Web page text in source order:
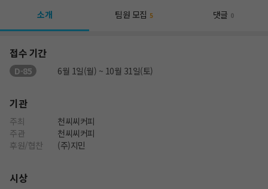
소개 팀원 모집 5 댓글 0
접수 기간
D-85 6월 1일(월) ~ 10월 31일(토)
기관
주최
천씨씨커피
주관
천씨씨커피
후원/협찬
(주)지민
시상